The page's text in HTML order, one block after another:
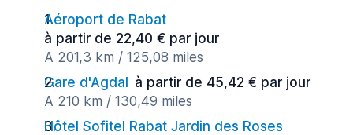
Aéroport de Rabat
à partir de 22,40 € par jour
A 201,3 km / 125,08 miles
Gare d'Agdal
à partir de 45,42 € par jour
A 210 km / 130,49 miles
Hôtel Sofitel Rabat Jardin des Roses